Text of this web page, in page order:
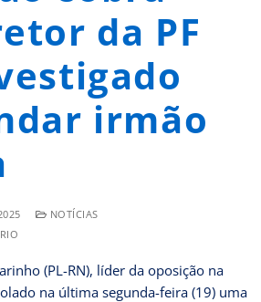
da PF
irmão
NOTÍCIAS
(PL-RN), líder da oposição na
na última segunda-feira (19) uma